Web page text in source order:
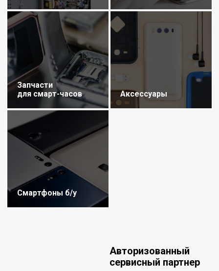
Запчасти
для смарт-часов
Аксессуары
Смартфоны б/у
Авторизованный
сервисный партнер